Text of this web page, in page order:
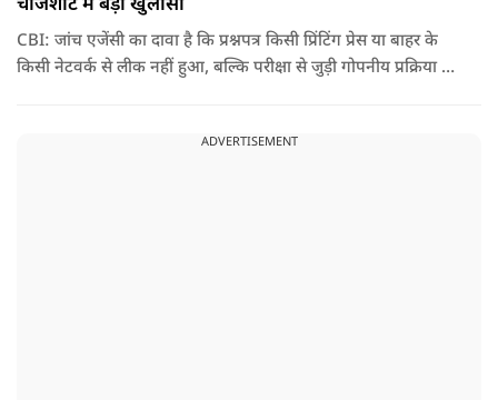
चार्जशीट में बड़ा खुलासा
CBI: जांच एजेंसी का दावा है कि प्रश्नपत्र किसी प्रिंटिंग प्रेस या बाहर के
किसी नेटवर्क से लीक नहीं हुआ, बल्कि परीक्षा से जुड़ी गोपनीय प्रक्रिया में
ADVERTISEMENT